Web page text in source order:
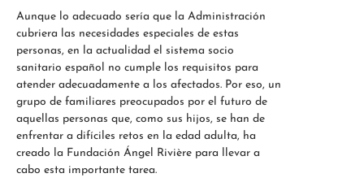
Aunque lo adecuado sería que la Administración
cubriera las necesidades especiales de estas
personas, en la actualidad el sistema socio
sanitario español no cumple los requisitos para
atender adecuadamente a los afectados. Por eso, un
grupo de familiares preocupados por el futuro de
aquellas personas que, como sus hijos, se han de
enfrentar a difíciles retos en la edad adulta, ha
creado la Fundación Ángel Rivière para llevar a
cabo esta importante tarea.